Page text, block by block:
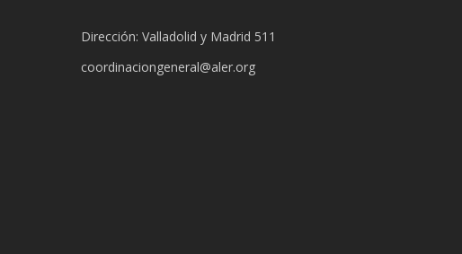
Dirección: Valladolid y Madrid 511
coordinaciongeneral@aler.org